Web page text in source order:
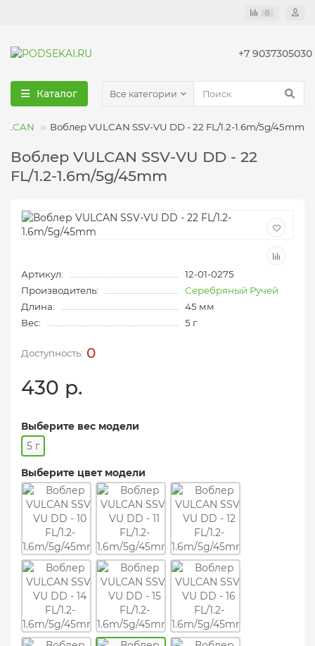
0
+7 9037305030
Каталог Все категории
Воблер VULCAN SSV-VU DD - 22 FL/1.2-1.6m/5g/45mm
Воблер VULCAN SSV-VU DD - 22
FL/1.2-1.6m/5g/45mm
Артикул:
12-01-0275
Производитель:
Серебряный Ручей
Длина:
45 мм
Вес:
5 г
0
430 р.
Выберите вес модели
5 г
Выберите цвет модели